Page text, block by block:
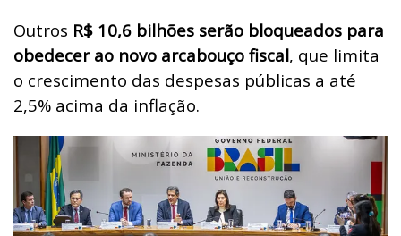
Outros R$ 10,6 bilhões serão bloqueados para
obedecer ao novo arcabouço fiscal, que limita
o crescimento das despesas públicas a até
2,5% acima da inflação.